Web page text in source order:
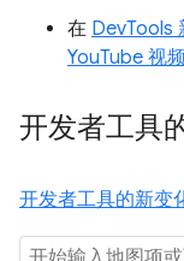
在 DevTools
YouTube 视频
开发者工具
开发者工具的新变